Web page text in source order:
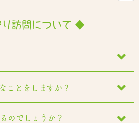
訪問について ◆
ことをしますか？
のでしょうか？